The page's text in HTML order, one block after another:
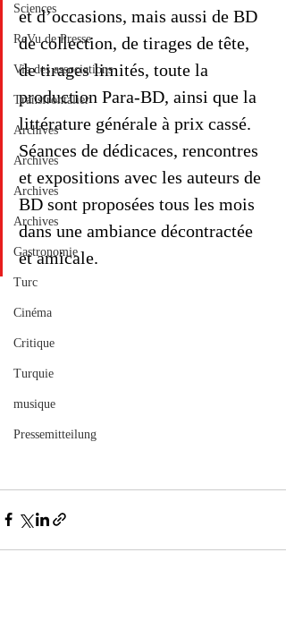
Sciences
ReVu de Presse
Vie des associations
Transfrontalier
Archives
Archives
Archives
Archives
Gastronomie
Turc
Cinéma
Critique
Turquie
musique
Pressemitteilung
et d’occasions, mais aussi de BD
de collection, de tirages de tête,
de tirages limités, toute la
production Para-BD, ainsi que la
littérature générale à prix cassé.
Séances de dédicaces, rencontres
et expositions avec les auteurs de
BD sont proposées tous les mois
dans une ambiance décontractée
et amicale.